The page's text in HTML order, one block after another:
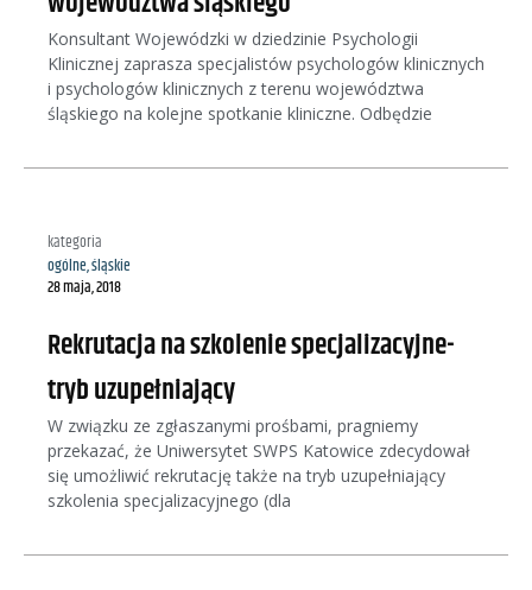
Konsultant Wojewódzki w dziedzinie Psychologii
Klinicznej zaprasza specjalistów psychologów klinicznych
i psychologów klinicznych z terenu województwa
śląskiego na kolejne spotkanie kliniczne. Odbędzie
kategoria
ogólne,śląskie
28 maja, 2018
Rekrutacja na szkolenie specjalizacyjne-
tryb uzupełniający
W związku ze zgłaszanymi prośbami, pragniemy
przekazać, że Uniwersytet SWPS Katowice zdecydował
się umożliwić rekrutację także na tryb uzupełniający
szkolenia specjalizacyjnego (dla